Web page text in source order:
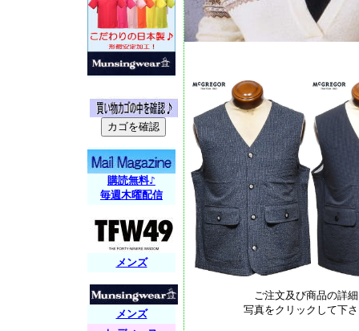
ご注文及び商品の詳
写真をクリックして下
購読無料♪
毎週木曜配信
メンズ
メンズ